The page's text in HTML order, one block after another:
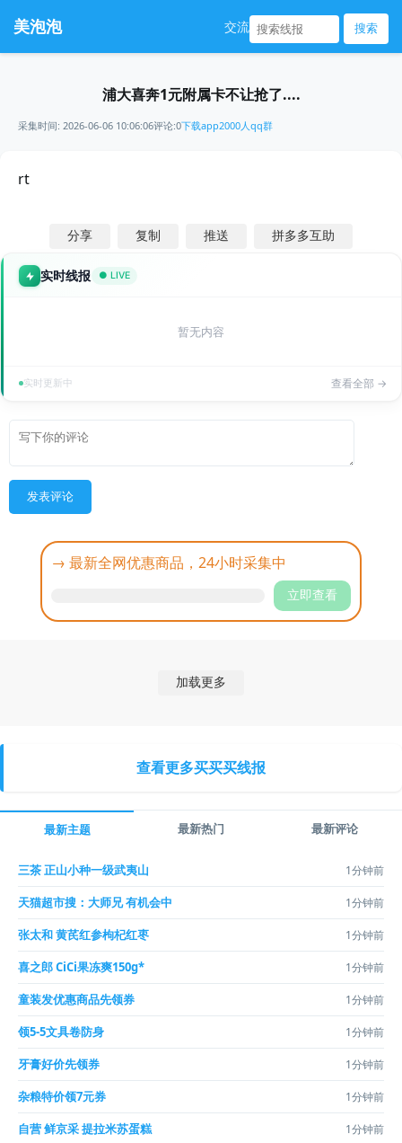
美泡泡 交流 搜索
浦大喜奔1元附属卡不让抢了....
采集时间: 2026-06-06 10:06:06评论:0下载app2000人qq群
rt
分享 复制 推送 拼多多互助
实时线报 ● LIVE
暂无内容
实时更新中 查看全部 →
发表评论
→ 最新全网优惠商品，24小时采集中
立即查看
加载更多
查看更多买买买线报
最新主题 最新热门 最新评论
三茶 正山小种一级武夷山 1分钟前
天猫超市搜：大师兄 有机会中 1分钟前
张太和 黄芪红参枸杞红枣 1分钟前
喜之郎 CiCi果冻爽150g* 1分钟前
童装发优惠商品先领券 1分钟前
领5-5文具卷防身 1分钟前
牙膏好价先领券 1分钟前
杂粮特价领7元券 1分钟前
自营 鲜京采 提拉米苏蛋糕 1分钟前